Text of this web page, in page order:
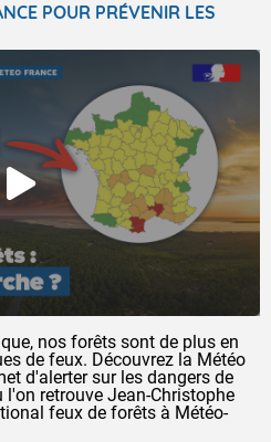
POUR PRÉVENIR LES
nos forêts sont de plus en
de feux. Découvrez la Météo
d'alerter sur les dangers de
retrouve Jean-Christophe
feux de forêts à Météo-